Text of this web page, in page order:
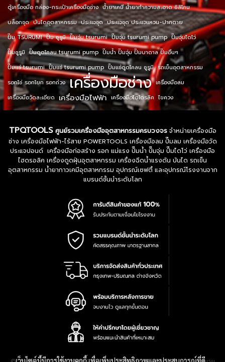
ตู้เครื่องมือ กล่อง-กระเป๋าเครื่องมือช่าง น้ำยาเคมี น้ำยาทำความสะอาด ซิลิโคน
บล็อกชุด บันไดอุตสาหกรรม ประแจชุด ประแจชุด ประแจแหวน-ปากตาย
ปั๊ม TSURUMI ปั๊ม ซูรูมิ ปั๊มจุ่ม tsurumi ปั๊มจุ่ม tsurumi pump ปั๊มจุ่มไดโว่
ปั๊มซูรูมิ ปั๊มดูดโคลน tsurumi pump ปั๊มน้ำ ปั๊มจุ่ม ปั๊มบาดาล ปั๊มอื่นๆ
ปั๊มแช่ tsurumi ปั๊มแช่ tsurumi pump ปั๊มแช่ดูดโคลน ซูรูมิ รถเข็นอุตสาหกรรม
รอกโซ่ รอกโยก รอกถ่วง เครื่องมือช่าง เครื่องมือลม
เครื่องมือวัดละเอียด เครื่องมือไฟฟ้า เครื่องมือไฮโดรลิค ไขควง
TPQTOOLS ศูนย์รวมเครื่องมืออุตสาหกรรมครบวงจรจำหน่ายเครื่องมือ
ช่าง เครื่องมือไฟฟ้า-ไร้สาย POWERTOOLS เครื่องมือลม ปั๊มลม เครื่องมือวัด
ประแจปอนด์ เครื่องมือก่อสร้าง รอก แม่แรง ปั๊มน้ำ ปั๊มจุ่ม ปั๊มไดโว่ เครื่องมือ
ไฮดรอลิค เครื่องดูดฝุ่นอุตสาหกรรม เครื่องฉีดน้ำแรงดัน บันได รถเข็น
อุตสาหกรรม น้ำยากาวเคมีอุตสาหกรรม อุปกรณ์เซฟตี้ และอุปกรณ์โรงงานจาก
แบรนด์ชั้นนำระดับโลก